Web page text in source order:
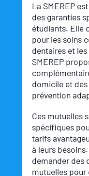
La SMEREP
des garanties
étudiants. Elle
pour les soins
dentaires et
SMEREP
domicile et
prévention
Ces mutuelles
spécifiques
tarifs
à leurs
demander des
mutuelles